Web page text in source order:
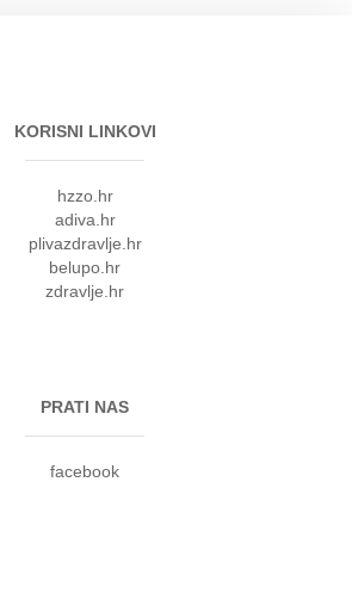
KORISNI LINKOVI
hzzo.hr
adiva.hr
plivazdravlje.hr
belupo.hr
zdravlje.hr
PRATI NAS
facebook